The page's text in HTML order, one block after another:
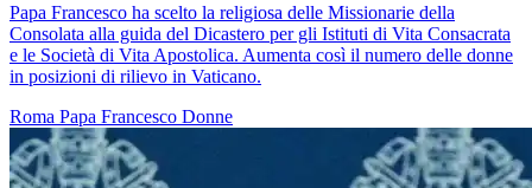
Papa Francesco ha scelto la religiosa delle Missionarie della
Consolata alla guida del Dicastero per gli Istituti di Vita Consacrata
e le Società di Vita Apostolica. Aumenta così il numero delle donne
in posizioni di rilievo in Vaticano.
Roma Papa Francesco Donne